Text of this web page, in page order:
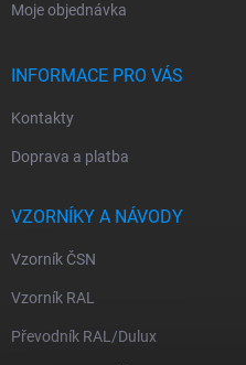
Moje objednávka
INFORMACE PRO VÁS
Kontakty
Doprava a platba
VZORNÍKY A NÁVODY
Vzorník ČSN
Vzorník RAL
Převodník RAL/Dulux